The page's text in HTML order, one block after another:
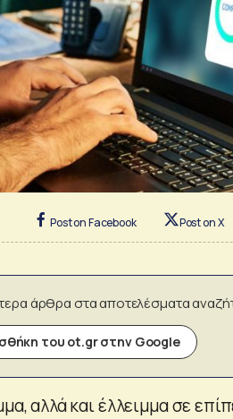
Post on Facebook Post on X
άρθρα στα αποτελέσματα
του ot.gr στην Google
αλλά και έλλειμμα σε